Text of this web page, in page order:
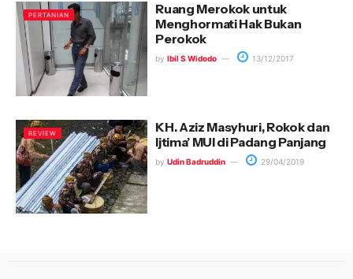
PERTANIAN
Ruang Merokok untuk
Menghormati Hak Bukan
Perokok
by Ibil S Widodo 13/12/2017
REVIEW
KH. Aziz Masyhuri, Rokok dan
Ijtima’ MUI di Padang Panjang
by Udin Badruddin 29/04/2019